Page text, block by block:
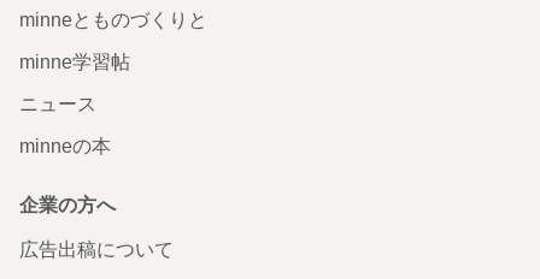
minneとものづくりと
minne学習帖
ニュース
minneの本
企業の方へ
広告出稿について